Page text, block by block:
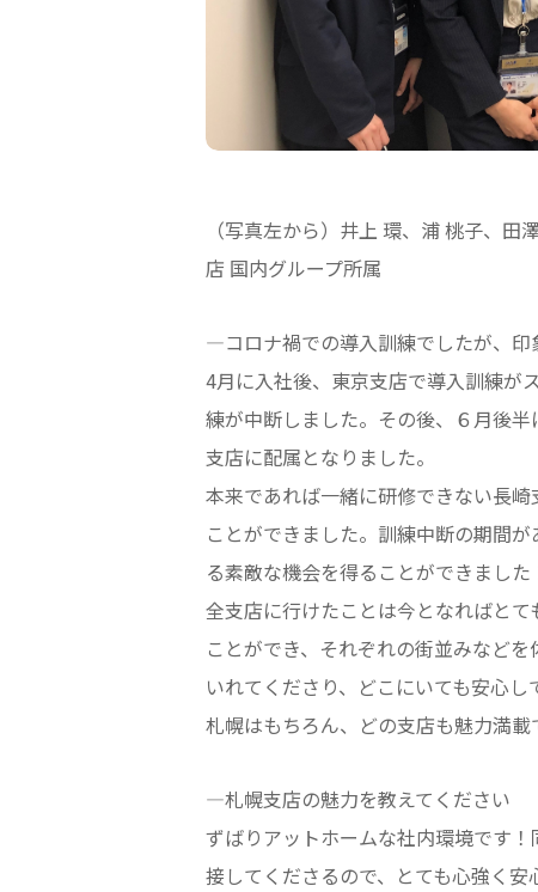
（写真左から）井上 環、浦 桃子、
店 国内グループ所属
—コロナ禍での導入訓練でしたが、印
4月に入社後、東京支店で導入訓練が
練が中断しました。その後、６月後
支店に配属となりました。
本来であれば一緒に研修できない長
ことができました。訓練中断の期間
る素敵な機会を得ることができました
全支店に行けたことは今となればと
ことができ、それぞれの街並みなど
いれてくださり、どこにいても安心
札幌はもちろん、どの支店も魅力満載
—札幌支店の魅力を教えてください
ずばりアットホームな社内環境です
接してくださるので、とても心強く